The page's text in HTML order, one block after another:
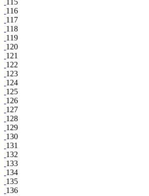
115
116
117
118
119
120
121
122
123
124
125
126
127
128
129
130
131
132
133
134
135
136